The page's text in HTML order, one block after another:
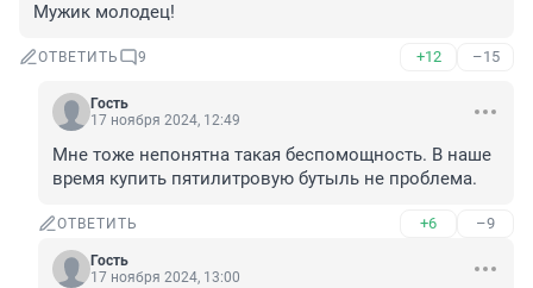
Мужик молодец!
ОТВЕТИТЬ 9 +12 –15
Гость
17 ноября 2024, 12:49
Мне тоже непонятна такая беспомощность. В наше
время купить пятилитровую бутыль не проблема.
ОТВЕТИТЬ +6 –9
Гость
17 ноября 2024, 13:00